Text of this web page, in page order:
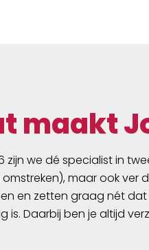
maakt
zijn we dé specialist in
maar ook ver
en zetten graag nét
is. Daarbij ben je altijd